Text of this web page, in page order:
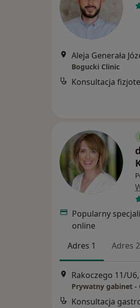
Bogucki Clinic
Konsultacja
Popularny
online
Adres 1
Adres 2
Rakoczego 11/
Prywatny gabinet -
Konsultacja